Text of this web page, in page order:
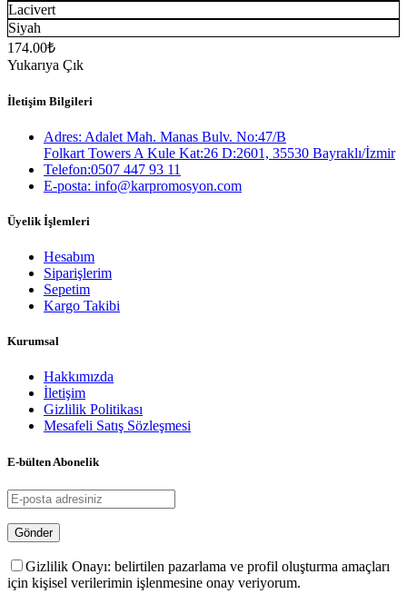
Lacivert
Siyah
174.00₺
Yukarıya Çık
İletişim Bilgileri
Adres: Adalet Mah. Manas Bulv. No:47/B
Folkart Towers A Kule Kat:26 D:2601, 35530 Bayraklı/İzmir
Telefon:0507 447 93 11
E-posta: info@karpromosyon.com
Üyelik İşlemleri
Hesabım
Siparişlerim
Sepetim
Kargo Takibi
Kurumsal
Hakkımızda
İletişim
Gizlilik Politikası
Mesafeli Satış Sözleşmesi
E-bülten Abonelik
Gizlilik Onayı: belirtilen pazarlama ve profil oluşturma amaçları
için kişisel verilerimin işlenmesine onay veriyorum.